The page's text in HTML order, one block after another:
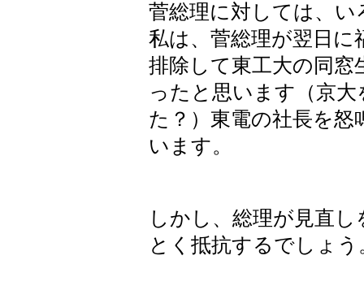
菅総理に対しては、
私は、菅総理が翌日に
排除して東工大の同
ったと思います（京
た？）東電の社長を
います。
しかし、総理が見直
とく抵抗するでしょう